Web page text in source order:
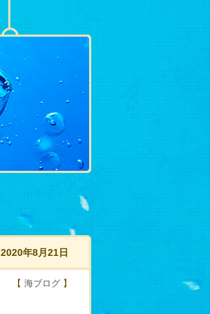
2020年8月21日
【 海ブログ 】